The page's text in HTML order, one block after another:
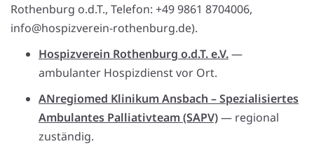
Rothenburg o.d.T., Telefon: +49 9861 8704006,
info@hospizverein-rothenburg.de).
Hospizverein Rothenburg o.d.T. e.V.—
ambulanter Hospizdienst vor Ort.
ANregiomed Klinikum Ansbach – Spezialisiertes
Ambulantes Palliativteam (SAPV)— regional
zuständig.